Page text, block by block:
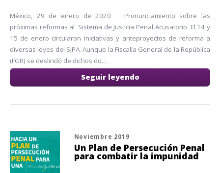
México, 29 de enero de 2020 Pronunciamiento sobre las
próximas reformas al Sistema de Justicia Penal Acusatorio El 14 y
15 de enero circularon iniciativas y anteproyectos de reforma a
diversas leyes del SJPA. Aunque la Fiscalía General de la República
(FGR) se deslindó de dichos do...
Seguir leyendo
Noviembre 2019
Un Plan de Persecución Penal
para combatir la impunidad